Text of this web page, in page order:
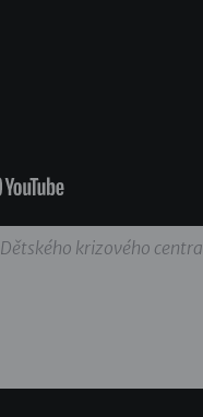
krizového centra